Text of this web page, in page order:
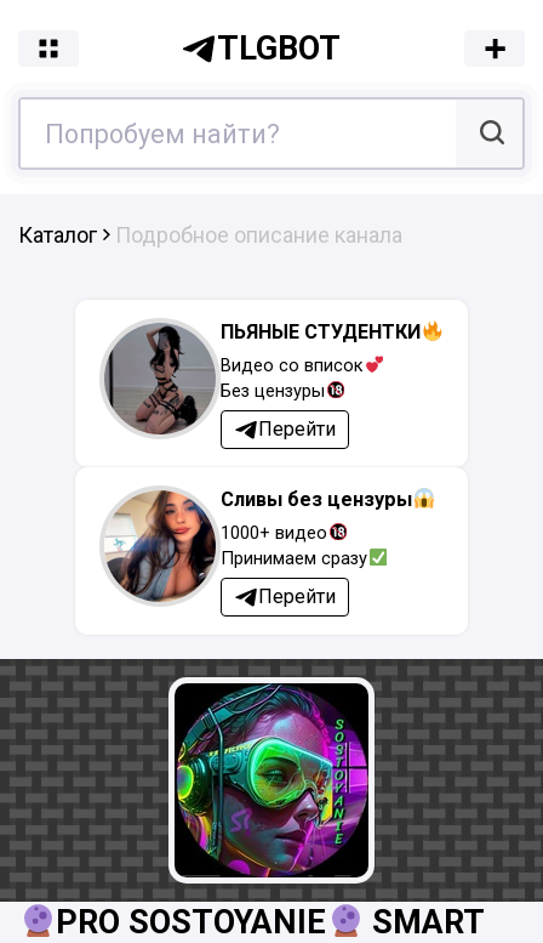
TLGBOT
Каталог Подробное описание канала
ПЬЯНЫЕ СТУДЕНТКИ
Видео со вписок
Без цензуры
Перейти
Сливы без цензуры
1000+ видео
Принимаем сразу
Перейти
PRO SOSTOYANIE
SMART